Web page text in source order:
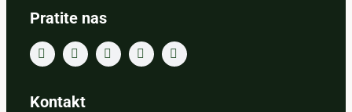
Pratite nas
Kontakt